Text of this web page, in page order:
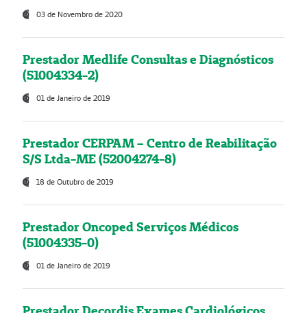
03 de Novembro de 2020
Prestador Medlife Consultas e Diagnósticos
(51004334-2)
01 de Janeiro de 2019
Prestador CERPAM – Centro de Reabilitação
S/S Ltda-ME (52004274-8)
18 de Outubro de 2019
Prestador Oncoped Serviços Médicos
(51004335-0)
01 de Janeiro de 2019